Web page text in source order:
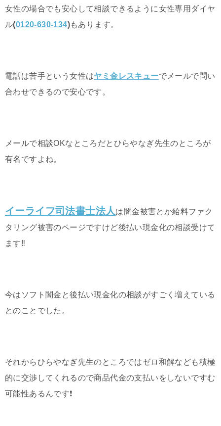
女性の場合でも安心して相談できるように女性専用ダイヤ
ル(0120-630-134)もあります。
電話は苦手という女性はヤミ金レスキューでメールで問い
合わせできるので安心です。
メールで相談OKなところだとひらやなぎ先生のところが
有名ですよね。
イーライフ司法書士法人 は闇金被害とか給料ファク
タリング被害のページですけど後払い現金化の相談受けて
ます‼️
今はソフト闇金と後払い現金化の相談がすごく増えている
とのことでした。
それからひらやなぎ先生のところではゼロ和解なども積極
的に交渉してくれるので商品代金の支払いをしないですむ
可能性あるんです❗️